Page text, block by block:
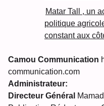
Matar Tall , un
politique
constant aux
Camou Communication
communication.com
Administrateur:
Directeur Général